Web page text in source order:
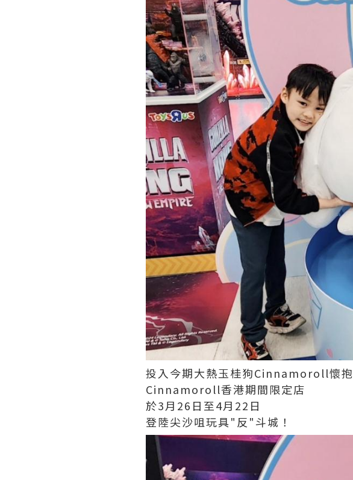
投入今期大熱玉桂狗Cinnamoroll懷抱
Cinnamoroll香港期間限定店
於3月26日至4月22日
登陸尖沙咀玩具"反"斗城！